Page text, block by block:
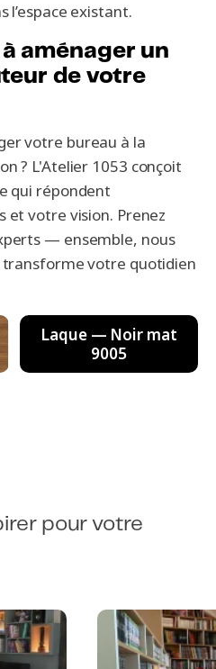
existant.
aménager un
de votre
votre bureau à la
? L'Atelier 1053 conçoit
qui répondent
et votre vision. Prenez
— ensemble, nous
transforme votre quotidien
Laque — Noir mat
9005
pour votre